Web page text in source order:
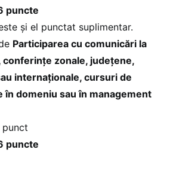
puncte
și el punctat suplimentar.
Participarea cu comunicări la
conferinţe zonale, judeţene,
internaţionale, cursuri de
în domeniu sau în management
punct
puncte